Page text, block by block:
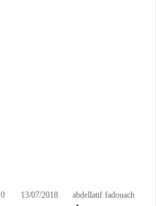
abdellatif fadouach
13/07/2018
0